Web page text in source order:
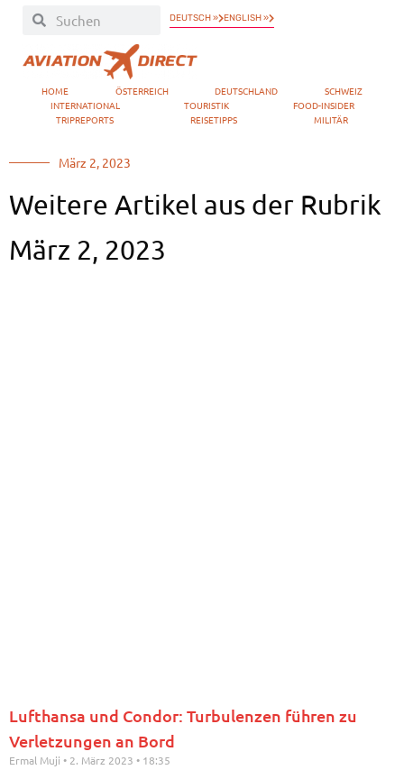
DEUTSCH » ENGLISH »
HOME ÖSTERREICH DEUTSCHLAND
SCHWEIZ
INTERNATIONAL
TOURISTIK
FOOD-INSIDER
TRIPREPORTS
REISETIPPS MILITÄR
März 2, 2023
Weitere Artikel aus der Rubrik
März 2, 2023
Lufthansa und Condor: Turbulenzen führen zu
Verletzungen an Bord
Ermal Muji 2. März 2023 18:35